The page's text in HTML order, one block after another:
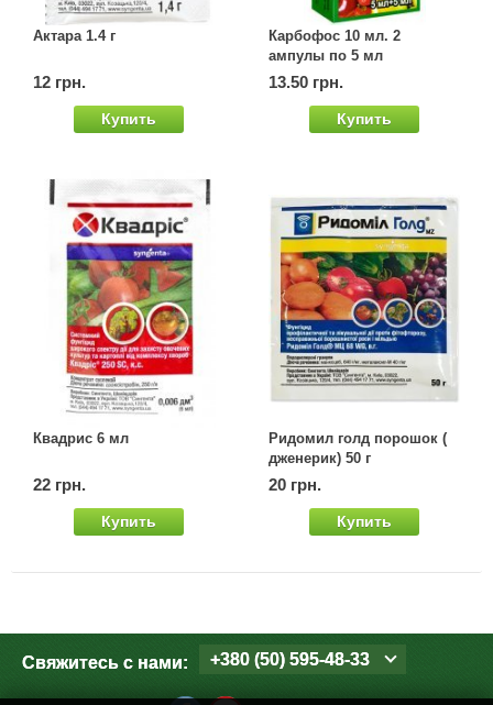
Актара 1.4 г
12 грн.
Купить
Карбофос 10 мл. 2
ампулы по 5 мл
13.50 грн.
Купить
Квадрис 6 мл
22 грн.
Купить
Ридомил голд порошок (
дженерик) 50 г
20 грн.
Купить
Свяжитесь с нами: +380 (50) 595-48-33